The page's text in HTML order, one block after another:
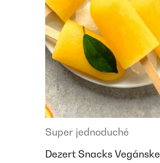
Super jednoduché
Dezert Snacks Vegánske